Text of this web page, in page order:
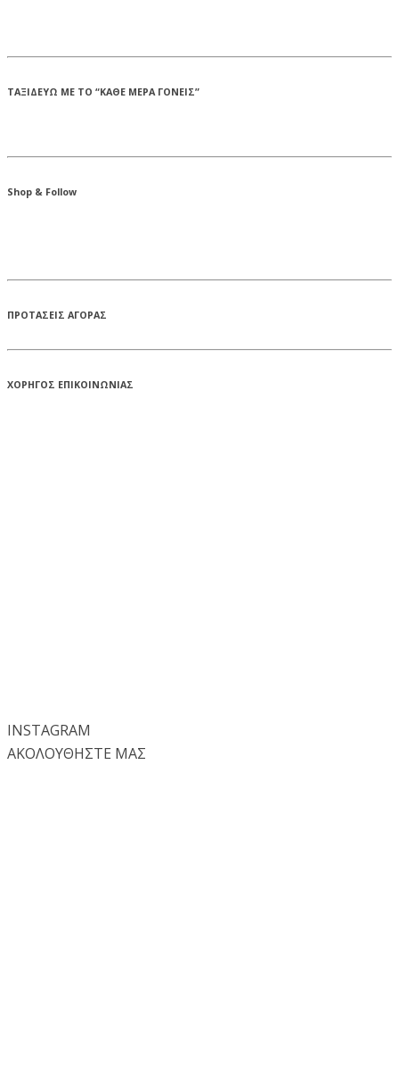
ΤΑΞΙΔΕΥΩ ΜΕ ΤΟ “ΚΑΘΕ ΜΕΡΑ ΓΟΝΕΙΣ”
Shop & Follow
ΠΡΟΤΑΣΕΙΣ ΑΓΟΡΑΣ
ΧΟΡΗΓΟΣ ΕΠΙΚΟΙΝΩΝΙΑΣ
INSTAGRAM
ΑΚΟΛΟΥΘΗΣΤΕ ΜΑΣ